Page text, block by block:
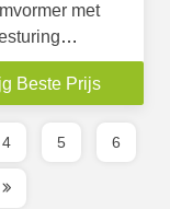
met
display Breed
en
Beste Prijs
4 5 6